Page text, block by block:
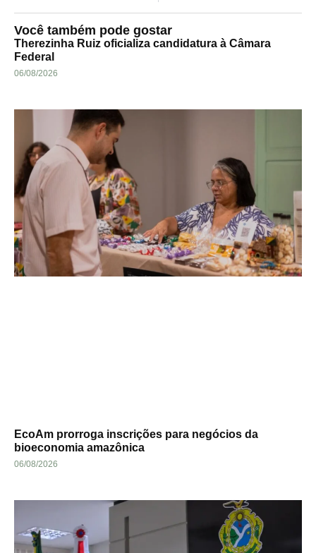
Você também pode gostar
Therezinha Ruiz oficializa candidatura à Câmara
Federal
06/08/2026
EcoAm prorroga inscrições para negócios da
bioeconomia amazônica
06/08/2026